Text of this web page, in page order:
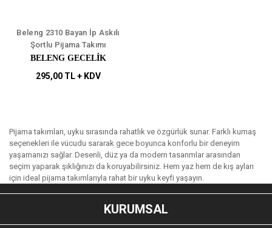
Beleng 2310 Bayan İp Askılı
Şortlu Pijama Takımı
BELENG GECELİK
295,00 TL + KDV
Pijama takımları, uyku sırasında rahatlık ve özgürlük sunar. Farklı kumaş
seçenekleri ile vücudu sararak gece boyunca konforlu bir deneyim
yaşamanızı sağlar. Desenli, düz ya da modern tasarımlar arasından
seçim yaparak şıklığınızı da koruyabilirsiniz. Hem yaz hem de kış ayları
için ideal pijama takımlarıyla rahat bir uyku keyfi yaşayın.
KURUMSAL